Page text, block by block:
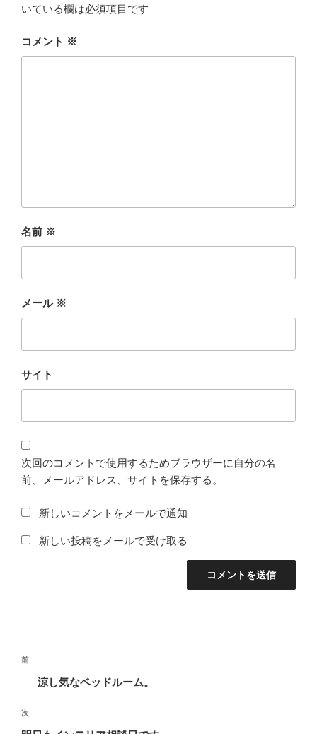
いている欄は必須項目です
コメント ※
名前 ※
メール ※
サイト
次回のコメントで使用するためブラウザーに自分の名
前、メールアドレス、サイトを保存する。
新しいコメントをメールで通知
新しい投稿をメールで受け取る
投
ビ
前
稿
前
涼し気なベッドルーム。
次
の
次